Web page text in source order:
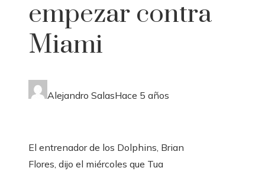
empezar contra
Miami
Alejandro SalasHace 5 años
El entrenador de los Dolphins, Brian
Flores, dijo el miércoles que Tua